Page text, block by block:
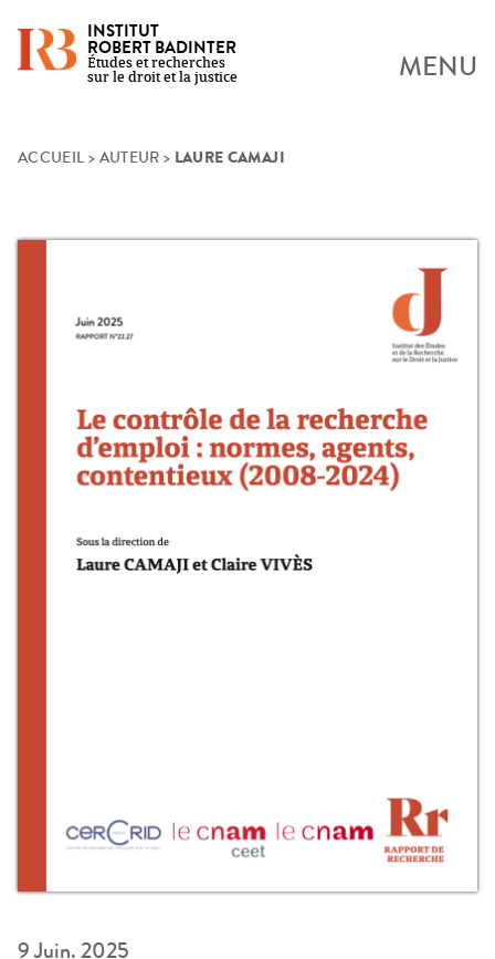
Skip
INSTITUT
ROBERT BADINTER
Études et recherches
sur le droit et la justice
MENU
ACCUEIL > AUTEUR > LAURE CAMAJI
9 Juin. 2025